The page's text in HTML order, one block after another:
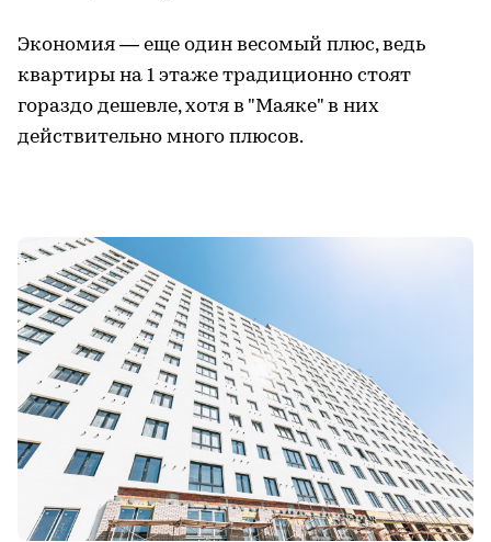
Экономия — еще один весомый плюс, ведь
квартиры на 1 этаже традиционно стоят
гораздо дешевле, хотя в "Маяке" в них
действительно много плюсов.